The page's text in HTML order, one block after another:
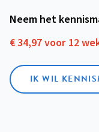
Neem het
€ 34,97 voor 12
IK WIL